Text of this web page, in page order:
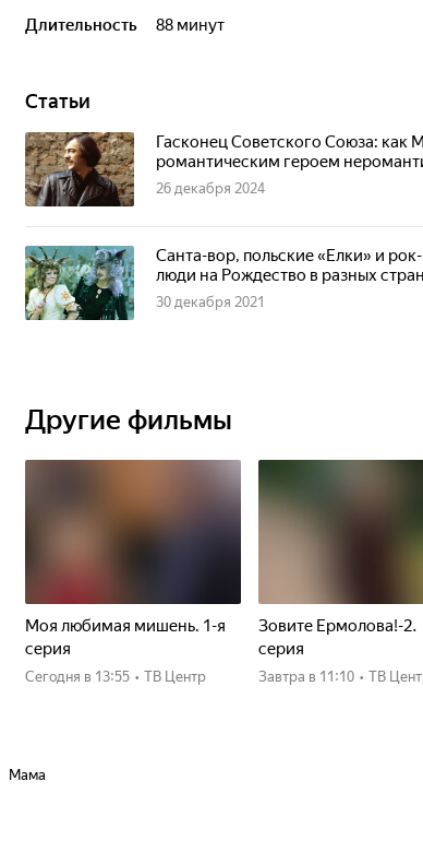
Длительность 88 минут
Статьи
Гасконец Советского Союза: как
романтическим героем
26 декабря 2024
Санта-вор, польские «Елки» и
люди на Рождество в разных
30 декабря 2021
Другие фильмы
Моя любимая мишень. 1-я
серия
Сегодня в 13:55 • ТВ Центр
Зовите Ермолова!-2.
серия
Завтра в 11:10 • ТВ
Мама